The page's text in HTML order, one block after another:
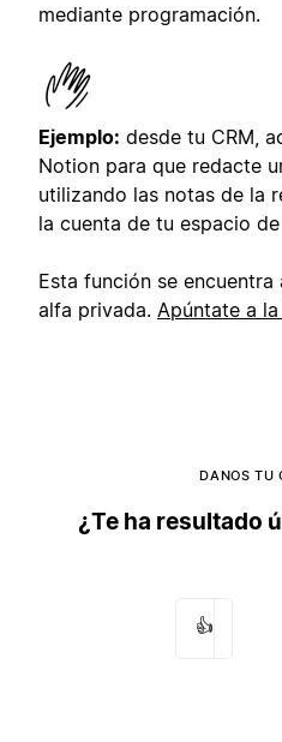
mediante programación.
Ejemplo: desde tu CRM,
Notion para que redacte
utilizando las notas de la
la cuenta de tu espacio
Esta función se
alfa privada. Apúntate a
DANOS TU
¿Te ha resultado
👍